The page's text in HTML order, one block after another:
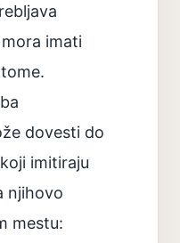
imati
dovesti do
imitiraju
njihovo
mestu: